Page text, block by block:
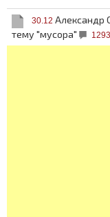
30.12 Александр
тему "мусора"
1293